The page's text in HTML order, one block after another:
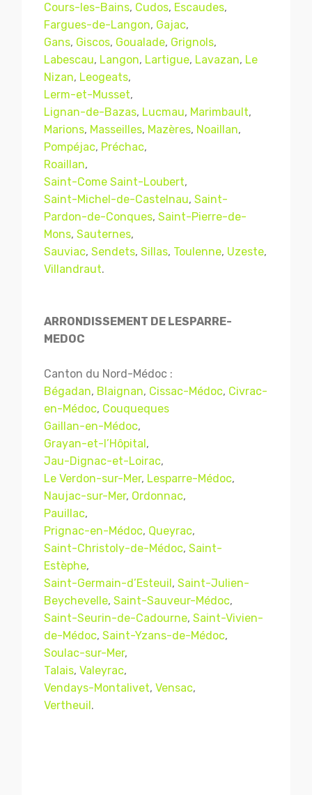
Cours-les-Bains, Cudos, Escaudes,
Fargues-de-Langon, Gajac,
Gans, Giscos, Goualade, Grignols,
Labescau, Langon, Lartigue, Lavazan, Le
Nizan, Leogeats,
Lerm-et-Musset,
Lignan-de-Bazas, Lucmau, Marimbault,
Marions, Masseilles, Mazères, Noaillan,
Pompéjac, Préchac,
Roaillan,
Saint-Come Saint-Loubert,
Saint-Michel-de-Castelnau, Saint-
Pardon-de-Conques, Saint-Pierre-de-
Mons, Sauternes,
Sauviac, Sendets, Sillas, Toulenne, Uzeste,
Villandraut.
ARRONDISSEMENT DE LESPARRE-
MEDOC
Canton du Nord-Médoc :
Bégadan, Blaignan, Cissac-Médoc, Civrac-
en-Médoc, Couqueques
Gaillan-en-Médoc,
Grayan-et-l’Hôpital,
Jau-Dignac-et-Loirac,
Le Verdon-sur-Mer, Lesparre-Médoc,
Naujac-sur-Mer, Ordonnac,
Pauillac,
Prignac-en-Médoc, Queyrac,
Saint-Christoly-de-Médoc, Saint-
Estèphe,
Saint-Germain-d’Esteuil, Saint-Julien-
Beychevelle, Saint-Sauveur-Médoc,
Saint-Seurin-de-Cadourne, Saint-Vivien-
de-Médoc, Saint-Yzans-de-Médoc,
Soulac-sur-Mer,
Talais, Valeyrac,
Vendays-Montalivet, Vensac,
Vertheuil.
Mentions légales